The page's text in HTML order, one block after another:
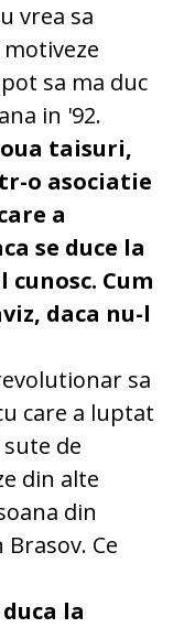
vrea sa
sa ma duc
in '92.
taisuri,
o asociatie
a
se duce la
Cum
daca nu-l
sa
care a luptat
de
din alte
din
Ce
la